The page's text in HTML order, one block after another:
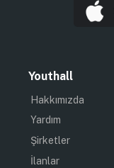
Youthall
Hakkımızda
Yardım
Şirketler
İlanlar